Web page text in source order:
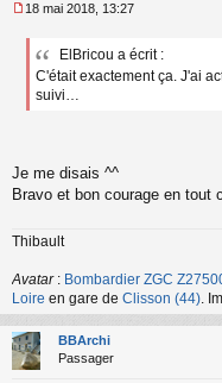
e
g
n
18 mai 2018, 13:27
ElBricou a écrit :
C'était exactement ça. J'ai
suivi…
Je me disais ^^
Bravo et bon courage en tout
Thibault
Avatar : Bombardier ZGC
Loire en gare de Clisson (44).
BBArchi
Passager